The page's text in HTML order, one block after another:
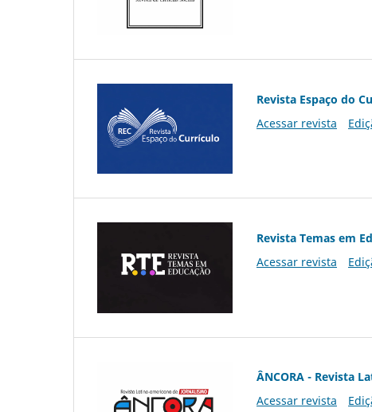
Revista Espaço do
Acessar revista
Revista Temas em
Acessar revista
ÂNCORA - Revista
Acessar revista